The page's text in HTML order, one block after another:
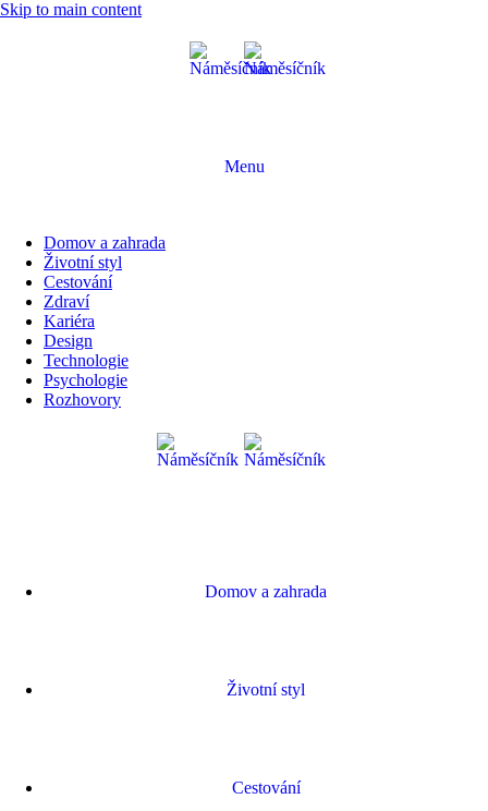
Skip to main content
Menu
Domov a zahrada
Životní styl
Cestování
Zdraví
Kariéra
Design
Technologie
Psychologie
Rozhovory
Domov a zahrada
Životní styl
Cestování